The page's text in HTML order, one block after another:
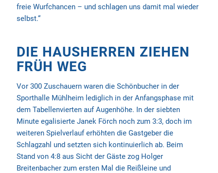
freie Wurfchancen – und schlagen uns damit mal wieder
selbst.“
DIE HAUSHERREN ZIEHEN
FRÜH WEG
Vor 300 Zuschauern waren die Schönbucher in der
Sporthalle Mühlheim lediglich in der Anfangsphase mit
dem Tabellenvierten auf Augenhöhe. In der siebten
Minute egalisierte Janek Förch noch zum 3:3, doch im
weiteren Spielverlauf erhöhten die Gastgeber die
Schlagzahl und setzten sich kontinuierlich ab. Beim
Stand von 4:8 aus Sicht der Gäste zog Holger
Breitenbacher zum ersten Mal die Reißleine und